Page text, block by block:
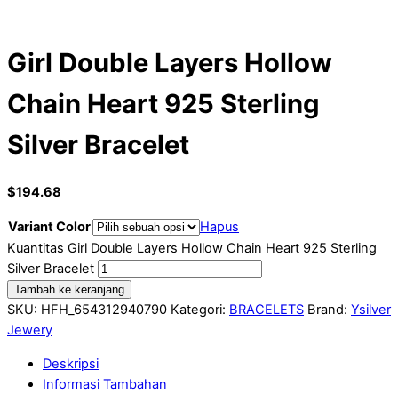
Girl Double Layers Hollow
Chain Heart 925 Sterling
Silver Bracelet
$194.68
Variant Color
Hapus
Kuantitas Girl Double Layers Hollow Chain Heart 925 Sterling
Silver Bracelet
Tambah ke keranjang
SKU: HFH_654312940790 Kategori: BRACELETS Brand: Ysilver
Jewery
Deskripsi
Informasi Tambahan